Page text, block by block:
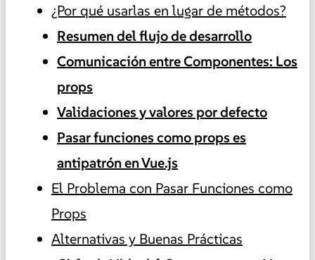
¿Por qué usarlas en lugar de métodos?
Resumen del flujo de desarrollo
Comunicación entre Componentes: Los
props
Validaciones y valores por defecto
Pasar funciones como props es
antipatrón en Vue.js
El Problema con Pasar Funciones como
Props
Alternativas y Buenas Prácticas